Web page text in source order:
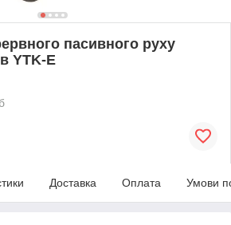
пасивного руху
YTK-E
Доставка Оплата Умови